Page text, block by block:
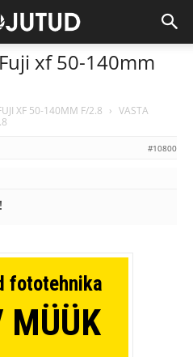
xf 50-140mm
XF 50-140MM F/2.8 › VASTA
#10800